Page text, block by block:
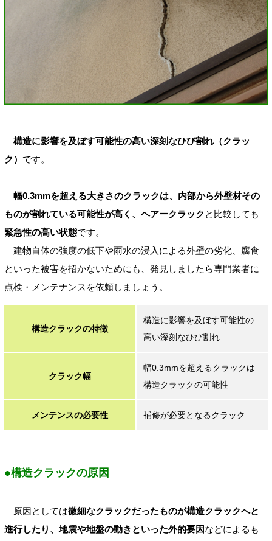
構造に影響を及ぼす可能性の高い深刻なひび割れ（クラッ
ク） です。
幅0.3mmを超える大きさのクラックは、内部から外壁材その
ものが割れている可能性が高く、ヘアークラック と比較しても
緊急性の高い状態です。
建物自体の強度の低下や雨水の浸入による外壁の劣化、腐食
といった被害を招かないためにも、発見しましたら専門業者に
点検・メンテナンスを依頼しましょう。
構造クラックの特徴
構造に影響を及ぼす可能性の
高い深刻なひび割れ
クラック幅
幅0.3mmを超えるクラックは
構造クラックの可能性
メンテンスの必要性 補修が必要となるクラック
●構造クラックの原因
原因としては微細なクラックだったものが構造クラックへと
進行したり、地震や地盤の動きといった外的要因などによるも